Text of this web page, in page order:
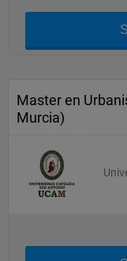
Master en
Murcia)